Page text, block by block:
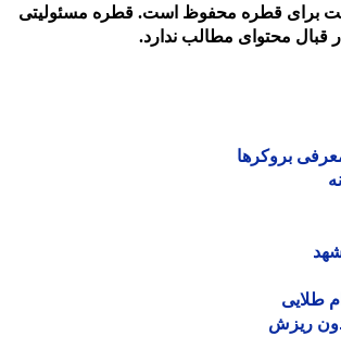
قطره محفوظ است. قطره مسئولیتی
محتوای مطالب ندارد.
بروکرها
ریزش